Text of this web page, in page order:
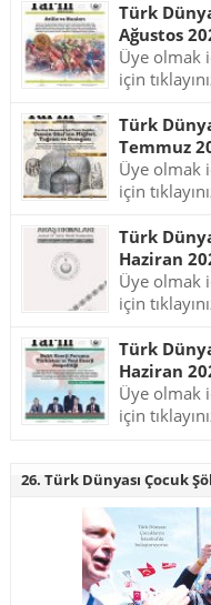
Türk
Ağustos
Üye olmak
için
Türk
Temmuz
Üye olmak
için
Türk
Haziran
Üye olmak
için
Türk
Haziran
Üye olmak
için
26. Türk Dünyası Çocuk